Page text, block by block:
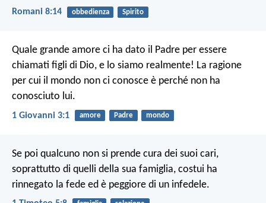
Romani 8:14 obbedienza Spirito
Quale grande amore ci ha dato il Padre per essere
chiamati figli di Dio, e lo siamo realmente! La ragione
per cui il mondo non ci conosce è perché non ha
conosciuto lui.
1 Giovanni 3:1 amore Padre mondo
Se poi qualcuno non si prende cura dei suoi cari,
soprattutto di quelli della sua famiglia, costui ha
rinnegato la fede ed è peggiore di un infedele.